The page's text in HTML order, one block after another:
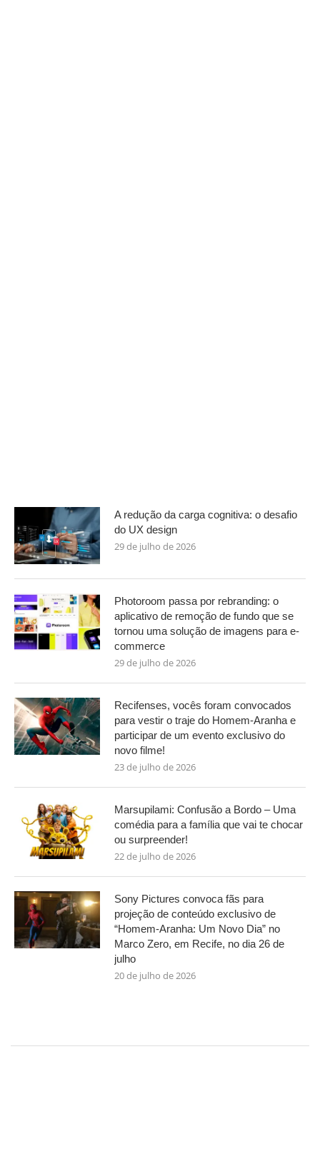
A redução da carga cognitiva: o desafio
do UX design
29 de julho de 2026
Photoroom passa por rebranding: o
aplicativo de remoção de fundo que se
tornou uma solução de imagens para e-
commerce
29 de julho de 2026
Recifenses, vocês foram convocados
para vestir o traje do Homem-Aranha e
participar de um evento exclusivo do
novo filme!
23 de julho de 2026
Marsupilami: Confusão a Bordo – Uma
comédia para a família que vai te chocar
ou surpreender!
22 de julho de 2026
Sony Pictures convoca fãs para
projeção de conteúdo exclusivo de
“Homem-Aranha: Um Novo Dia” no
Marco Zero, em Recife, no dia 26 de
julho
20 de julho de 2026